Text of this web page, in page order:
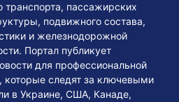
пассажирских
подвижного состава,
и железнодорожной
Портал публикует
для профессиональной
которые следят за ключевыми
в Украине, США, Канаде,